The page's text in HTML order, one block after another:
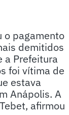
o pagamento
demitidos
a Prefeitura
foi vítima de
estava
Anápolis. A
afirmou